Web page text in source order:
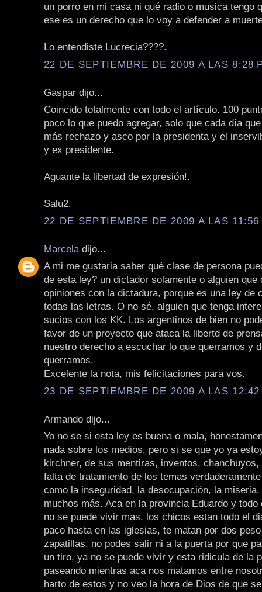
un porro en mi casa ni qué radio o musica tengo
ese es un derecho que lo voy a defender a
Lo entendiste Lucrecia????.
22 DE SEPTIEMBRE DE 2009 A LAS 8:28
Gaspar dijo...
Coincido totalmente con todo el artículo. 100
poco lo que puedo agregar, solo que cada día
más rechazo y asco por la presidenta y el
y ex presidente.
Aguante la libertad de expresión!.
Salu2.
22 DE SEPTIEMBRE DE 2009 A LAS 11:56
Marcela dijo...
A mi me gustaria saber qué clase de persona
de esta ley? un dictador solamente o alguien que
opiniones con la dictadura, porque es una ley de
todas las letras. O no sé, alguien que tenga
sucios con los KK. Los argentinos de bien no
favor de un proyecto que ataca la libertd de
nuestro derecho a escuchar lo que querramos y
querramos.
Excelente la nota, mis felicitaciones para vos.
23 DE SEPTIEMBRE DE 2009 A LAS 12:42
Armando dijo...
Yo no se si esta ley es buena o mala,
nada sobre los medios, pero si se que yo ya
kirchner, de sus mentiras, inventos,
falta de tratamiento de los temas
como la inseguridad, la desocupación, la
muchos más. Aca en la provincia Eduardo y todo
no se puede vivir mas, los chicos estan todo el
paco hasta en las iglesias, te matan por dos
zapatillas, no podes salir ni a la puerta por que
un tiro, ya no se puede vivir y esta ridicula de la
paseando mientras aca nos matamos entre
harto de estos y no veo la hora de Dios de que